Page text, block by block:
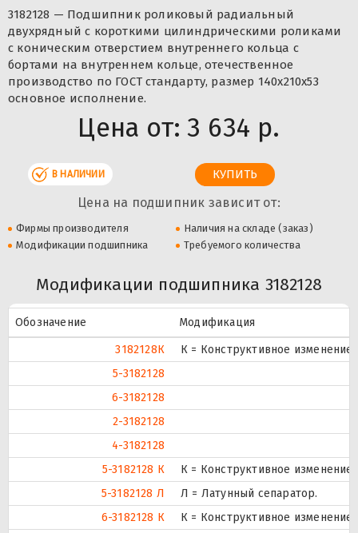
3182128 — Подшипник роликовый радиальный
двухрядный с короткими цилиндрическими роликами
с коническим отверстием внутреннего кольца с
бортами на внутреннем кольце, отечественное
производство по ГОСТ стандарту, размер 140x210x53
основное исполнение.
Цена от: 3 634 р.
В НАЛИЧИИ
Цена на подшипник зависит от:
Фирмы производителя
Наличия на складе (заказ)
Модификации подшипника
Требуемого количества
Модификации подшипника 3182128
Обозначение
Модификация
3182128К
К = Конструктивное
5-3182128
6-3182128
2-3182128
4-3182128
5-3182128 К
К = Конструктивное
5-3182128 Л
Л = Латунный сепаратор.
6-3182128 К
К = Конструктивное